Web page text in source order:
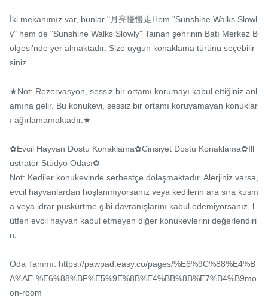
İki mekanımız var, bunlar "月亮慢慢走Hem "Sunshine Walks Slowl
y" hem de "Sunshine Walks Slowly" Tainan şehrinin Batı Merkez B
ölgesi'nde yer almaktadır. Size uygun konaklama türünü seçebilir
siniz.
★Not: Rezervasyon, sessiz bir ortamı korumayı kabul ettiğiniz anl
amına gelir. Bu konukevi, sessiz bir ortamı koruyamayan konuklar
ı ağırlamamaktadır.★
✿Evcil Hayvan Dostu Konaklama✿Cinsiyet Dostu Konaklama✿İll
üstratör Stüdyo Odası✿
Not: Kediler konukevinde serbestçe dolaşmaktadır. Alerjiniz varsa,
evcil hayvanlardan hoşlanmıyorsanız veya kedilerin ara sıra kusm
a veya idrar püskürtme gibi davranışlarını kabul edemiyorsanız, l
ütfen evcil hayvan kabul etmeyen diğer konukevlerini değerlendiri
n.
Oda Tanımı: https://pawpad.easy.co/pages/%E6%9C%88%E4%B
A%AE-%E6%88%BF%E5%9E%8B%E4%BB%8B%E7%B4%B9mo
on-room